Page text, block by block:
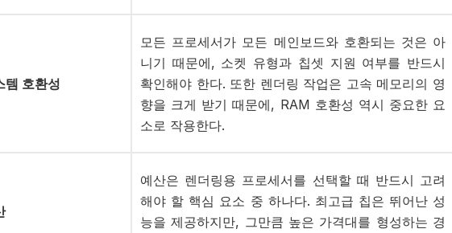
템 호환성
모든 프로세서가 모든 메인보드와 호환되는 것은 아
니기 때문에, 소켓 유형과 칩셋 지원 여부를 반드시
확인해야 한다. 또한 렌더링 작업은 고속 메모리의 영
향을 크게 받기 때문에, RAM 호환성 역시 중요한 요
소로 작용한다.
예산은 렌더링용 프로세서를 선택할 때 반드시 고려
해야 할 핵심 요소 중 하나다. 최고급 칩은 뛰어난 성
능을 제공하지만, 그만큼 높은 가격대를 형성하는 경